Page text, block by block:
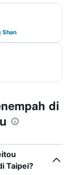
Shan
di
Taipei?